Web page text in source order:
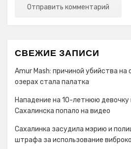
СВЕЖИЕ ЗАПИСИ
Amur Mash: причиной убийства на
озерах стала палатка
Нападение на 10-летнюю
Сахалинска попало на видео
Сахалинка засудила мэрию и
штрафа за использование